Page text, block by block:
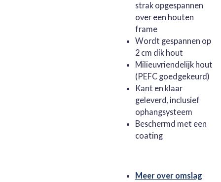
strak opgespannen
over een houten
frame
Wordt gespannen op
2 cm dik hout
Milieuvriendelijk hout
(PEFC goedgekeurd)
Kant en klaar
geleverd, inclusief
ophangsysteem
Beschermd met een
coating
Meer over omslag